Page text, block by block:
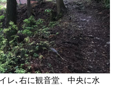
レ､右に観音堂、中央に水